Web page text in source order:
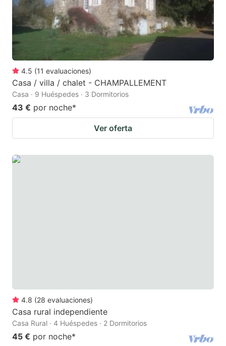
4.5 (11 evaluaciones)
Casa / villa / chalet - CHAMPALLEMENT
Casa · 9 Huéspedes · 3 Dormitorios
43 € por noche*
Ver oferta
4.8 (28 evaluaciones)
Casa rural independiente
Casa Rural · 4 Huéspedes · 2 Dormitorios
45 € por noche*